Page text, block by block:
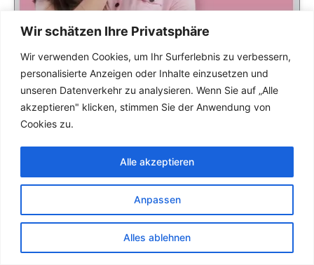
Wir schätzen Ihre Privatsphäre
Wir verwenden Cookies, um Ihr Surferlebnis zu verbessern,
personalisierte Anzeigen oder Inhalte einzusetzen und
unseren Datenverkehr zu analysieren. Wenn Sie auf „Alle
akzeptieren" klicken, stimmen Sie der Anwendung von
Cookies zu.
Anpassen
Alles ablehnen
Alle akzeptieren